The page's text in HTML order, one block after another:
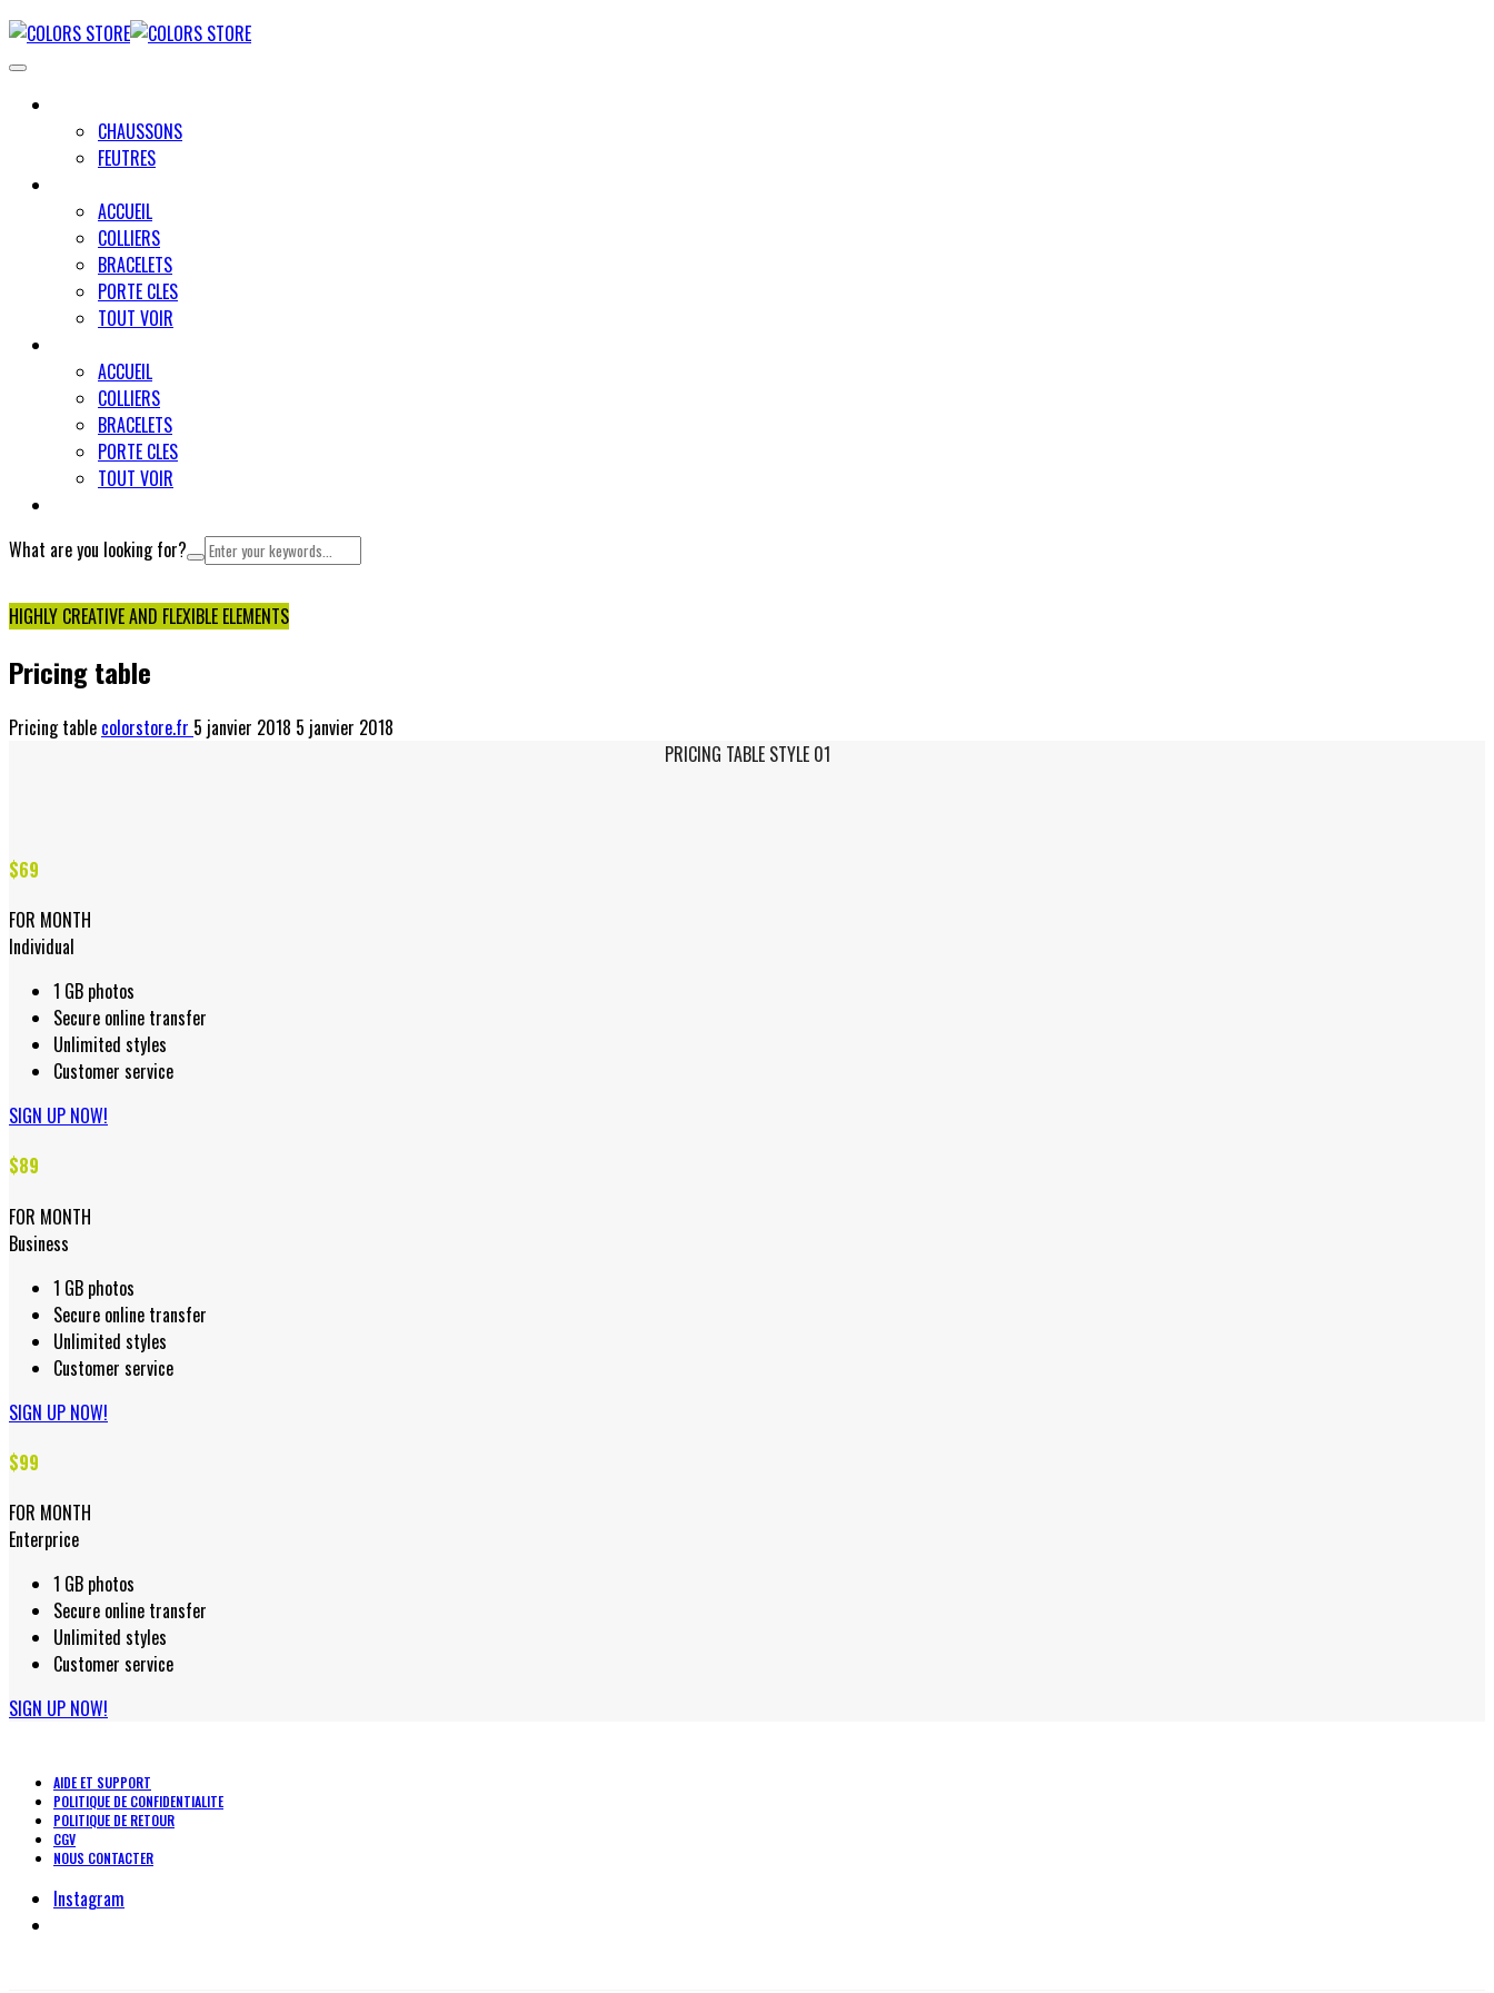
CHAUSSONS
FEUTRES
ACCUEIL
COLLIERS
BRACELETS
PORTE CLES
TOUT VOIR
ACCUEIL
COLLIERS
BRACELETS
PORTE CLES
TOUT VOIR
What are you looking for?
HIGHLY CREATIVE AND FLEXIBLE ELEMENTS
Pricing table
Pricing table colorstore.fr 5 janvier 2018 5 janvier 2018
PRICING TABLE STYLE 01
$69
FOR MONTH
Individual
1 GB photos
Secure online transfer
Unlimited styles
Customer service
SIGN UP NOW!
$89
FOR MONTH
Business
1 GB photos
Secure online transfer
Unlimited styles
Customer service
SIGN UP NOW!
$99
FOR MONTH
Enterprice
1 GB photos
Secure online transfer
Unlimited styles
Customer service
SIGN UP NOW!
AIDE ET SUPPORT
POLITIQUE DE CONFIDENTIALITE
POLITIQUE DE RETOUR
CGV
NOUS CONTACTER
Instagram